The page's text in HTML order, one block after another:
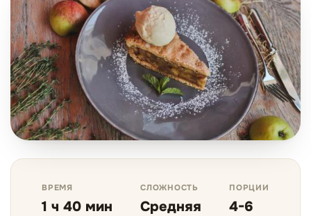
ВРЕМЯ
1 ч 40 мин
СЛОЖНОСТЬ
Средняя
ПОРЦИИ
4-6